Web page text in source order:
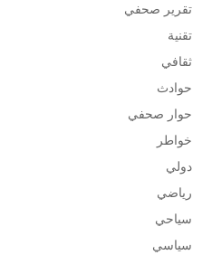
تقرير صحفي
تقنية
ثقافي
حوادث
حوار صحفي
خواطر
دولي
رياضي
سياحي
سياسي